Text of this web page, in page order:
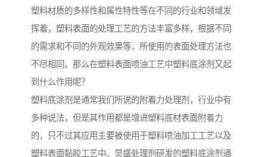
塑料材质的多样性和属性特性等在不同的行业和领域发
挥着，塑料表面的处理工艺的方法丰富多样，根据不同
的需求和不同的外观效果等，所使用的表面处理方法也
不尽相同。那么在塑料表面喷油工艺中塑料底涂剂又起
到什么作用呢？
塑料底涂剂是通常我们所说的附着力处理剂，行业中有
多种说法，但是其作用都是增进塑料底材表面附着力
的，只不过其应用主要被使用于塑料喷油加工工艺以及
塑料表面黏胶工艺中。炅盛处理剂研发的塑料底涂剂通